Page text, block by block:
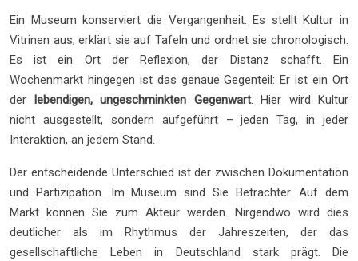
Ein Museum konserviert die Vergangenheit. Es stellt Kultur in
Vitrinen aus, erklärt sie auf Tafeln und ordnet sie chronologisch.
Es ist ein Ort der Reflexion, der Distanz schafft. Ein
Wochenmarkt hingegen ist das genaue Gegenteil: Er ist ein Ort
der
lebendigen, ungeschminkten Gegenwart. Hier wird Kultur
nicht ausgestellt, sondern aufgeführt – jeden Tag, in jeder
Interaktion, an jedem Stand.
Der entscheidende Unterschied ist der zwischen Dokumentation
und Partizipation. Im Museum sind Sie Betrachter. Auf dem
Markt können Sie zum Akteur werden. Nirgendwo wird dies
deutlicher als im Rhythmus der Jahreszeiten, der das
gesellschaftliche Leben in Deutschland stark prägt. Die